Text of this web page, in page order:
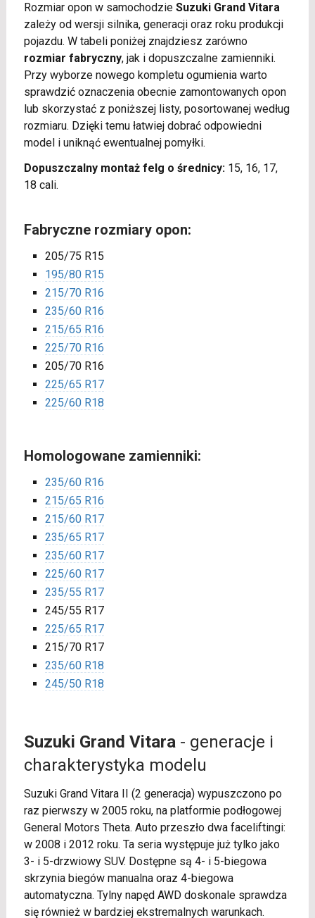
Rozmiar opon w samochodzie Suzuki Grand Vitara
zależy od wersji silnika, generacji oraz roku produkcji
pojazdu. W tabeli poniżej znajdziesz zarówno
rozmiar fabryczny, jak i dopuszczalne zamienniki.
Przy wyborze nowego kompletu ogumienia warto
sprawdzić oznaczenia obecnie zamontowanych opon
lub skorzystać z poniższej listy, posortowanej według
rozmiaru. Dzięki temu łatwiej dobrać odpowiedni
model i uniknąć ewentualnej pomyłki.
Dopuszczalny montaż felg o średnicy:15, 16, 17,
18 cali.
Fabryczne rozmiary opon:
205/75 R15
195/80 R15
215/70 R16
235/60 R16
215/65 R16
225/70 R16
205/70 R16
225/65 R17
225/60 R18
Homologowane zamienniki:
235/60 R16
215/65 R16
215/60 R17
235/65 R17
235/60 R17
225/60 R17
235/55 R17
245/55 R17
225/65 R17
215/70 R17
235/60 R18
245/50 R18
Suzuki Grand Vitara- generacje i
charakterystyka modelu
Suzuki Grand Vitara II (2 generacja) wypuszczono po
raz pierwszy w 2005 roku, na platformie podłogowej
General Motors Theta. Auto przeszło dwa faceliftingi:
w 2008 i 2012 roku. Ta seria występuje już tylko jako
3- i 5-drzwiowy SUV. Dostępne są 4- i 5-biegowa
skrzynia biegów manualna oraz 4-biegowa
automatyczna. Tylny napęd AWD doskonale sprawdza
się również w bardziej ekstremalnych warunkach.